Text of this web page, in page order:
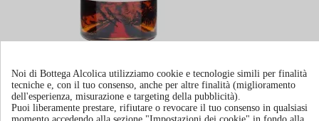
Noi di Bottega Alcolica utilizziamo cookie e tecnologie simili per finalità
tecniche e, con il tuo consenso, anche per altre finalità (miglioramento
dell'esperienza, misurazione e targeting della pubblicità).
Puoi liberamente prestare, rifiutare o revocare il tuo consenso in qualsiasi